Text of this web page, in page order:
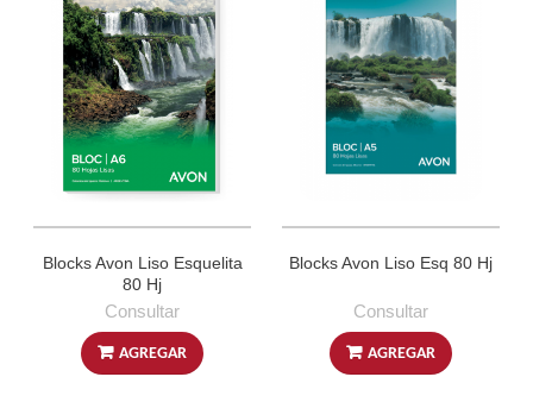
Blocks Avon Liso Esquelita
80 Hj
Consultar
AGREGAR
Blocks Avon Liso Esq 80 Hj
Consultar
AGREGAR